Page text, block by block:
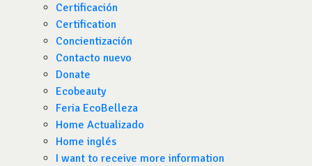
Certificación
Certification
Concientización
Contacto nuevo
Donate
Ecobeauty
Feria EcoBelleza
Home Actualizado
Home inglés
I want to receive more information